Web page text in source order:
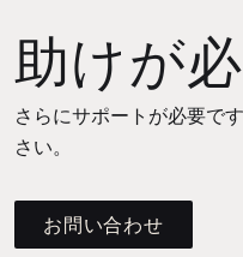
助けが
さらにサポートが必要で
さい。
お問い合わせ